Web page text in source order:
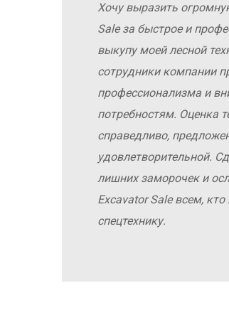
Хочу выразить
Sale за быстрое и
выкупу моей лесной
сотрудники компании
профессионализма и
потребностям. Оценка
справедливо,
удовлетворительной.
лишних заморочек и
Excavator Sale всем,
спецтехнику.